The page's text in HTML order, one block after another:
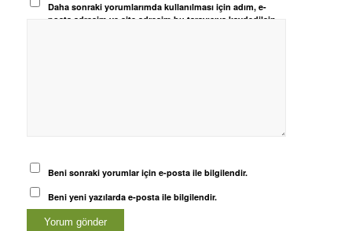
Daha sonraki yorumlarımda kullanılması için adım, e-
posta adresim ve site adresim bu tarayıcıya kaydedilsin.
Beni sonraki yorumlar için e-posta ile bilgilendir.
Beni yeni yazılarda e-posta ile bilgilendir.